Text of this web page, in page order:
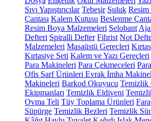
Sıvı Yapıştırıcılar Tebeşir Suluk Resim
Çantası Kalem Kutusu Beslenme
Resim Boya Malzemeleri Selobant
Defteri Spiralli Defter Fihrist Not
Malzemeleri Masaüstü Gereçleri
Kırtasiye Seti Kalem ve Yazı Gereçleri
Para Makineleri Para Çekmeceleri
Ofis Sarf Ürünleri Evrak İmha
Makineleri Barkod Okuyucu Temizlik
Ekipmanları Temizlik Eldiveni
Ovma Teli Tüy Toplama Ürünleri
Süpürge Temizlik Bezleri Temizlik